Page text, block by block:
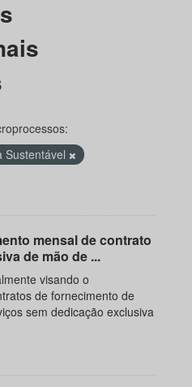
Sustentável
mensal de contrato
de mão de ...
visando o
de fornecimento de
sem dedicação exclusiva